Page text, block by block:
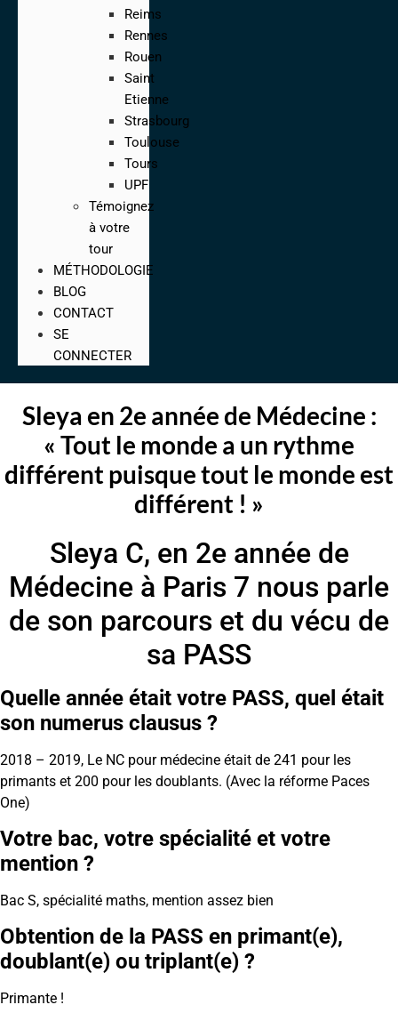
Reims
Rennes
Rouen
Saint
Etienne
Strasbourg
Toulouse
Tours
UPF
Témoignez
à votre
tour
MÉTHODOLOGIE
BLOG
CONTACT
SE
CONNECTER
Sleya en 2e année de Médecine :
« Tout le monde a un rythme
différent puisque tout le monde est
différent ! »
Sleya C, en 2e année de
Médecine à Paris 7 nous parle
de son parcours et du vécu de
sa PASS
Quelle année était votre PASS, quel était
son numerus clausus ?
2018 – 2019, Le NC pour médecine était de 241 pour les
primants et 200 pour les doublants. (Avec la réforme Paces
One)
Votre bac, votre spécialité et votre
mention ?
Bac S, spécialité maths, mention assez bien
Obtention de la PASS en primant(e),
doublant(e) ou triplant(e) ?
Primante !